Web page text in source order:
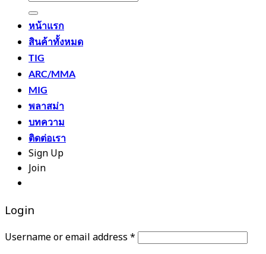
for:
หน้าแรก
สินค้าทั้งหมด
TIG
ARC/MMA
MIG
พลาสม่า
บทความ
ติดต่อเรา
Sign Up
Join
Login
Username or email address * Required